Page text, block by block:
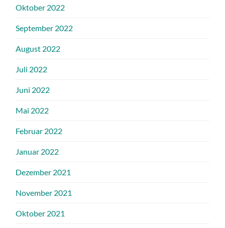
Oktober 2022
September 2022
August 2022
Juli 2022
Juni 2022
Mai 2022
Februar 2022
Januar 2022
Dezember 2021
November 2021
Oktober 2021